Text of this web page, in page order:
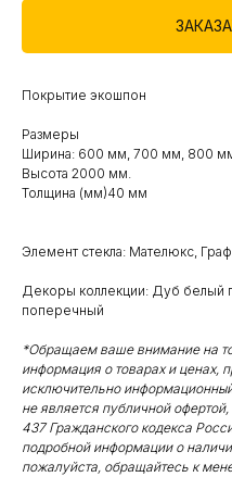
Покрытие экошпон
Размеры
Ширина: 600 мм, 700 мм, 800
Высота 2000 мм.
Толщина (мм)40 мм
Элемент стекла: Мателюкс,
Декоры коллекции: Дуб
поперечный
*Обращаем ваше внимание на
информация о товарах и ценах,
исключительно
не является публичной
437 Гражданского кодекса
подробной информации о
пожалуйста, обращайтесь к